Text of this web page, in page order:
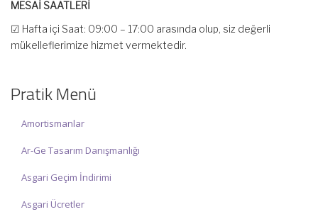
mükelleflerimize hizmet vermektedir.
İlgi ve anlayışınız için İNCİ MUHASEBE MÜŞAVİRLİK Ailesi olarak
teşekkür ederiz.
Pratik Menü
Amortismanlar
Ar-Ge Tasarım Danışmanlığı
Asgari Geçim İndirimi
Asgari Ücretler